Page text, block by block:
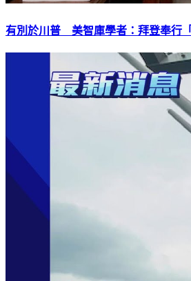
有別於川普 美智庫學者：拜登奉行